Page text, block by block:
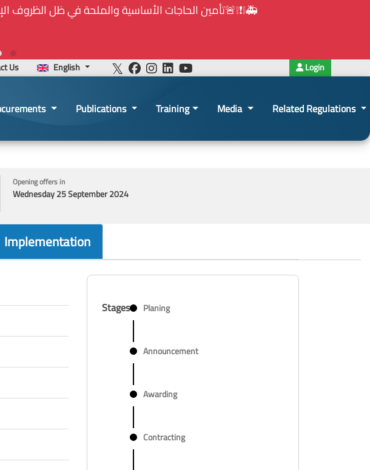
Us English Login
Publications Training Media Related Regulations
Opening offers in
Wednesday 25 September 2024
Implementation
Stages Planing
Announcement
Awarding
Contracting